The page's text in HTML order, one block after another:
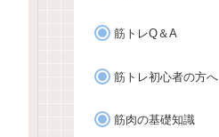
筋トレQ＆A
筋トレ初心者の方へ
筋肉の基礎知識